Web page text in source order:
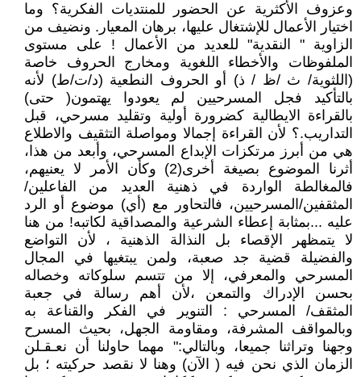
وعزوف الأكثرية عن الحضور للمنتديات الفكرية؟ وما
اختيار الأعمال للإشتغال عليها، برهان المعيار. ونضيف من
الزاوية " النقدية" للعديد من الأعمال ! على مستوى
الملفوظات والأخطاء اللغوية ومخارج الحروف خاصة
(اللثوية/ ث /ظ / ذ) أو الحروف النطعية (د/ت/ط) لأنه
بالتأكيد فجل المسرحيين لم يعودوا يهتمون( حتى)
بالقراءة الايطالية كضرورة أولية وتقليد مسرحي، قبل
التداريب.؟ لأن القراءة إجمالا ومواصلة التثقيف والاطلاع
هي من أبرز مرتكزات الإبداع المسرحي، وأبعد من هذا،
أثرنا الموضوع بصيغة أخرى(2) وكأن الأمر لا يعنيهم،
فالمغالطة الواردة في ذهنية العديد من الفاعلين/
المثقفين/المسرحيين، فالتحاور مع (أي) موضوع أو الرد
عليه ...بمثابة إعطاء الشرعية والمصداقية لكاتبه! من هنا
لا يتمظهر الإقصاء بل النذالة الذهنية ، لأن التواضع
والفضيلة قضية جد صعبة، ولمن يبتغيها في المجال
المسرحي والمعرفي، إلا من تتسم سلوكاته وخصاله
بحسن الإدراك والتمعن ،لأن أهم رسالة في جعبة
المثقف/ المسرحي : التنوير في الفكر والقناعة به
وبالمواقف المشرفة، ومقاومة الجهل، بحيث المسرح
وجهنا وتراثنا جميعا، وبالتالي:" مهما حاولنا أن نعـقـلن
الزمان الذي نحن فيه ( الآن) وهنا لا نقصد حركيته ؛ بل